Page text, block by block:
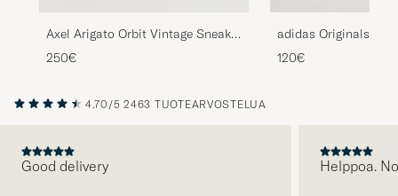
Axel Arigato Orbit Vintage Sneaker
White
250€
adidas Originals
Sneaker Dark
120€
4.70/5 2463 TUOTEARVOSTELUA
Good delivery Helppoa.